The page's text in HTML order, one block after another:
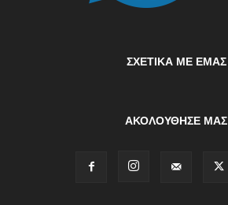
ΣΧΕΤΙΚΆ ΜΕ ΕΜΆΣ
ΑΚΟΛΟΥΘΗΣΕ ΜΑΣ